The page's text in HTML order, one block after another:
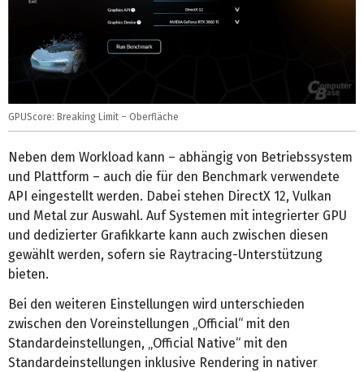
GPUScore: Breaking Limit – Oberfläche
Neben dem Workload kann – abhängig von Betriebssystem
und Plattform – auch die für den Benchmark verwendete
API eingestellt werden. Dabei stehen DirectX 12, Vulkan
und Metal zur Auswahl. Auf Systemen mit integrierter GPU
und dedizierter Grafikkarte kann auch zwischen diesen
gewählt werden, sofern sie Raytracing-Unterstützung
bieten.
Bei den weiteren Einstellungen wird unterschieden
zwischen den Voreinstellungen „Official“ mit den
Standardeinstellungen, „Official Native“ mit den
Standardeinstellungen inklusive Rendering in nativer